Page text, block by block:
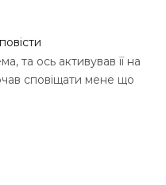
та ось активував її на
сповіщати мене що